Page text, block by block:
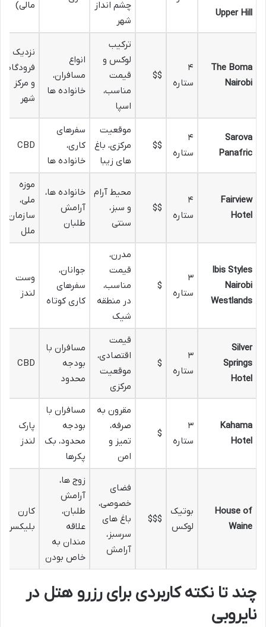
Upper Hill
چشم انداز
شهر
مالی)
The Boma
Nairobi
۴
ستاره
$$
ترکیب
لوکس و
قیمت
مناسب،
اسپا
انواع
مسافران،
خانواده ها
نزدیک
فرودگاه
و مرکز
شهر
Sarova
Panafric
۴
ستاره
$$
موقعیت
مرکزی، باغ
های زیبا
سفرهای
کاری،
خانواده ها
CBD
Fairview
Hotel
۴
ستاره
$$
محیط آرام
و سبز،
سنتی
خانواده ها،
آرامش
طلبان
موزه
ملی،
سازمان
ملل
Ibis Styles
Nairobi
Westlands
۳
ستاره
$
مدرن،
قیمت
مناسب،
در منطقه
شیک
جوانان،
سفرهای
کاری کوتاه
وست
لندز
Silver
Springs
Hotel
۳
ستاره
$
قیمت
اقتصادی،
موقعیت
مرکزی
مسافران با
بودجه
محدود
CBD
Kahama
Hotel
۳
ستاره
$
مقرون به
صرفه،
تمیز و
امن
مسافران با
بودجه
محدود، بک
پکرها
پارک
لندز
House of
Waine
بوتیک
لوکس
$$$
فضای
خصوصی،
باغ های
سرسبز،
آرامش
زوج ها،
آرامش
طلبان،
علاقه
مندان به
خاص بودن
کارن
بلیکسن
چند تا نکته کاربردی برای رزرو هتل در
نایروبی